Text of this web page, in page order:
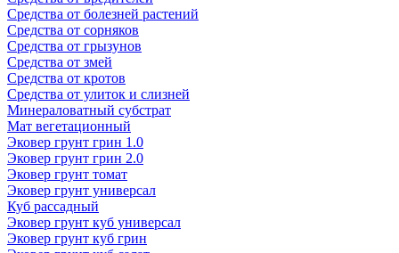
Средства от болезней растений
Средства от сорняков
Средства от грызунов
Средства от змей
Средства от кротов
Средства от улиток и слизней
Минераловатный субстрат
Мат вегетационный
Эковер грунт грин 1.0
Эковер грунт грин 2.0
Эковер грунт томат
Эковер грунт универсал
Куб рассадный
Эковер грунт куб универсал
Эковер грунт куб грин